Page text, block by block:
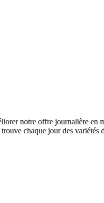
notre offre journalière en
chaque jour des